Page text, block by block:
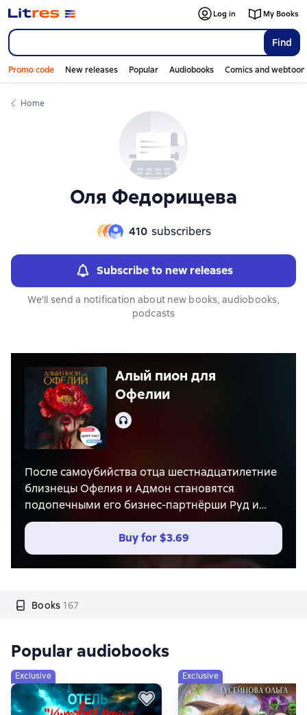
Find
Log in My Books
Promo code New releases Popular Audiobooks Comics and
Home
Оля Федорищева
410 subscribers
Subscribe to new releases
We'll send a notification about new books, audiobooks,
podcasts
Алый пион для
Офелии
Audio
После самоубийства отца шестнадцатилетние
близнецы Офелия и Адмон становятся
подопечными его бизнес-партнёрши Руд и
переезжают в уединённый загородный дом её
семьи, надеясь скрыться от внимания прессы.
Однако вместо безопасности подростки
сталкиваются с необъяснимыми, пугающими
«родственников» кажется им подозрительным.
Buy for $3.69
Books 167
Слайдер с книгами
Popular audiobooks
Exclusive Exclusive